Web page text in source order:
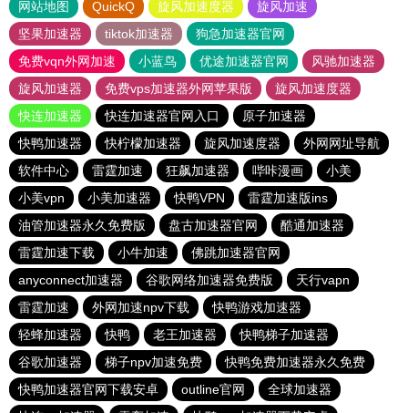
网站地图 QuickQ 旋风加速度器
旋风加速
坚果加速器
tiktok加速器
狗急加速器官网
免费vqn外网加速
小蓝鸟 优途加速器官网
风驰加速器
旋风加速器
免费vps加速器外网苹果版
旋风加速度器
快连加速器
快连加速器官网入口
原子加速器
快鸭加速器
快柠檬加速器 旋风加速度器
外网网址导航
软件中心
雷霆加速 狂飙加速器 哔咔漫画
小美
小美vpn
小美加速器 快鸭VPN
雷霆加速版ins
油管加速器永久免费版
盘古加速器官网
酷通加速器
雷霆加速下载
小牛加速
佛跳加速器官网
anyconnect加速器
谷歌网络加速器免费版
天行vapn
雷霆加速
外网加速npv下载
快鸭游戏加速器
轻蜂加速器
快鸭 老王加速器
快鸭梯子加速器
谷歌加速器
梯子npv加速免费
快鸭免费加速器永久免费
快鸭加速器官网下载安卓
outline官网
全球加速器